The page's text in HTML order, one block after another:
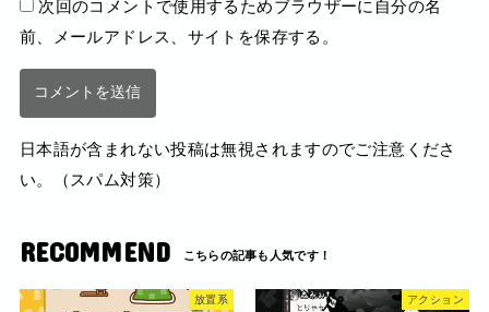
次回のコメントで使用するためブラウザーに自分の名
前、メールアドレス、サイトを保存する。
日本語が含まれない投稿は無視されますのでご注意くださ
い。（スパム対策）
RECOMMEND
放置系 アクション